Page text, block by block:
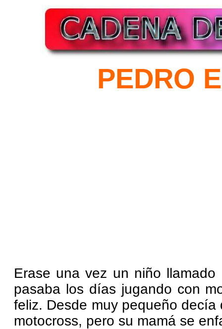
PEDRO
Erase una vez un niño
pasaba los días jugando con
feliz. Desde muy pequeño
motocross, pero su mamá se